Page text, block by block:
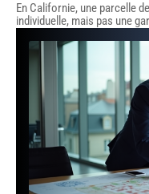
En Californie, une parcelle
individuelle, mais pas une